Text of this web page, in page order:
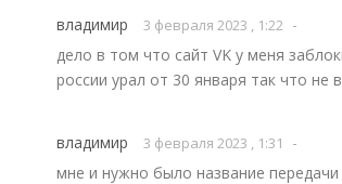
владимир 3 февраля 2023 , 1:22 -
дело в том что сайт VK у меня
россии урал от 30 января так что не
владимир 3 февраля 2023 , 1:31
-
мне и нужно было название